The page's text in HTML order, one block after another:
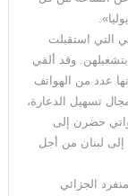
التي استقبلت
وقد ألقي
عدد من الهواتف
تسهيل الدعارة،
حضرن إلى
لبنان من أجل
الجزائي